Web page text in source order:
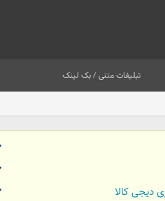
تبلیغات متنی / بک لینک
دیجی کالا